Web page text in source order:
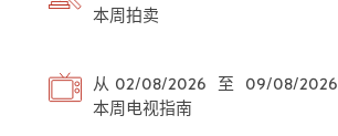
本周拍卖
从 02/08/2026 至 09/08/2026
本周电视指南